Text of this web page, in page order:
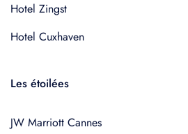
Hotel Zingst
Hotel Cuxhaven
Les étoilées
JW Marriott Cannes